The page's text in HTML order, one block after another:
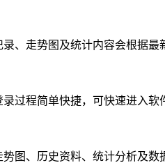
、走势图及统计内容会根据
过程简单快捷，可快速进入
图、历史资料、统计分析及